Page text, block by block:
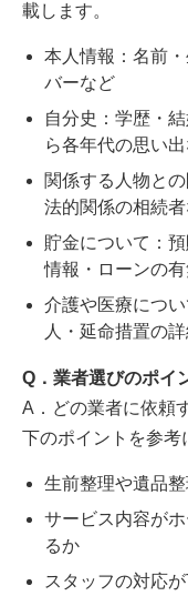
載します。
本人情報：名前
バーなど
自分史：学歴・
ら各年代の思い
関係する人物と
法的関係の相続
貯金について：
情報・ローンの
介護や医療につ
人・延命措置の
Q．業者選びのポイ
A．どの業者に依頼
下のポイントを参考
生前整理や遺品
サービス内容が
るか
スタッフの対応